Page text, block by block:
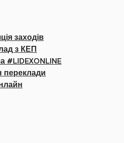
заходів
з КЕП
#LIDEXONLINE
переклади